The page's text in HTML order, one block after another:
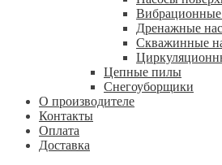
Дренажные
Скважинные
Цепные пилы
Снегоуборщики
О производителе
Контакты
Оплата
Доставка